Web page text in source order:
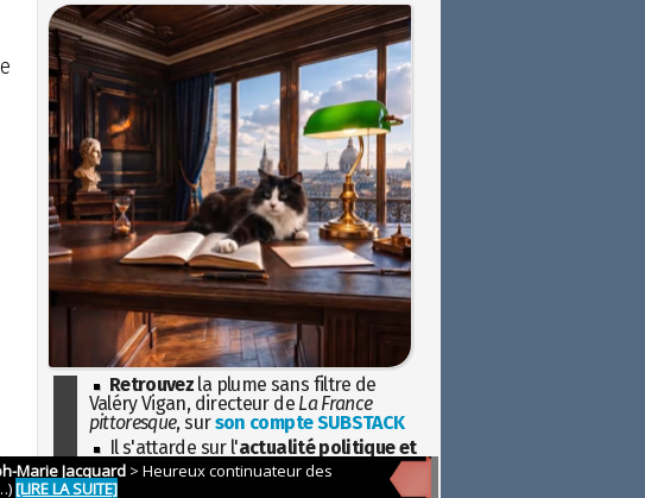
Retrouvez la plume sans filtre de
Valéry Vigan, directeur de La France
pittoresque, surson compte SUBSTACK
Il s'attarde sur l'actualité politique et
sociétaleavec la hauteur de vue de
l'Histoire